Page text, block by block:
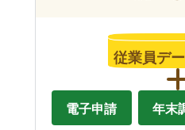
従業員デ
電子申請 年末